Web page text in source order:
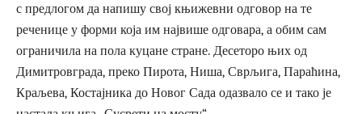
с предлогом да напишу свој књижевни одговор на те
реченице у форми која им највише одговара, а обим сам
ограничила на пола куцане стране. Десеторо њих од
Димитровграда, преко Пирота, Ниша, Сврљига, Параћина,
Краљева, Костајника до Новог Сада одазвало се и тако је